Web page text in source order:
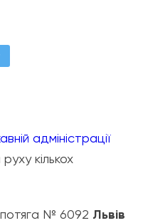
адміністрації
кількох
потяга № 6092 Львів